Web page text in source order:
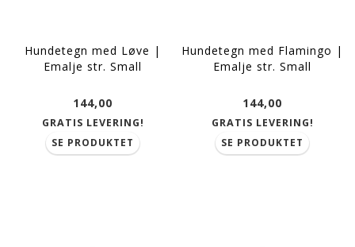
Hundetegn med Løve |
Emalje str. Small
144,00
GRATIS LEVERING!
SE PRODUKTET
Hundetegn med Flamingo |
Emalje str. Small
144,00
GRATIS LEVERING!
SE PRODUKTET